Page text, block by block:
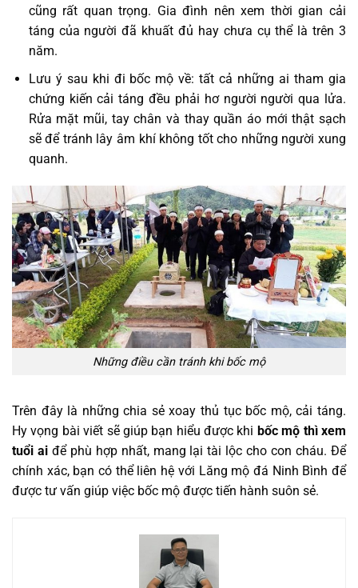
cũng rất quan trọng. Gia đình nên xem thời gian cải
táng của người đã khuất đủ hay chưa cụ thể là trên 3
năm.
Lưu ý sau khi đi bốc mộ về: tất cả những ai tham gia
chứng kiến cải táng đều phải hơ người người qua lửa.
Rửa mặt mũi, tay chân và thay quần áo mới thật sạch
sẽ để tránh lây âm khí không tốt cho những người xung
quanh.
Những điều cần tránh khi bốc mộ
Trên đây là những chia sẻ xoay thủ tục bốc mộ, cải táng.
Hy vọng bài viết sẽ giúp bạn hiểu được khi bốc mộ thì xem
tuổi aiđể phù hợp nhất, mang lại tài lộc cho con cháu. Để
chính xác, bạn có thể liên hệ với Lăng mộ đá Ninh Bình để
được tư vấn giúp việc bốc mộ được tiến hành suôn sẻ.